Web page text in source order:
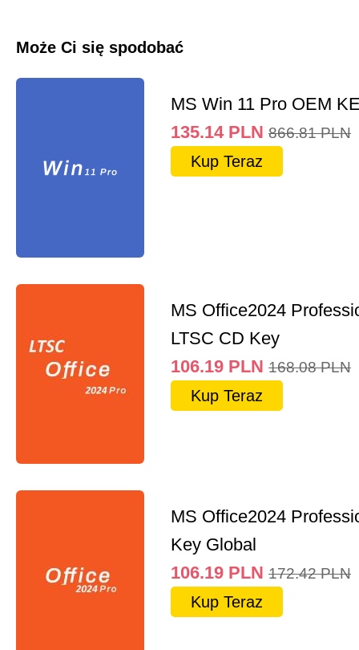
Może Ci się spodobać
MS Win 11 Pro OEM
135.14 PLN 866.81 PLN
Kup Teraz
MS Office2024
LTSC CD Key
106.19 PLN 168.08 PLN
Kup Teraz
MS Office2024
Key Global
106.19 PLN 172.42 PLN
Kup Teraz